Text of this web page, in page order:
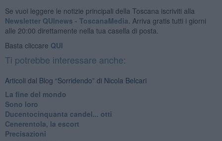
Se vuoi leggere le notizie principali della Toscana iscriviti alla
Newsletter QUInews - ToscanaMedia. Arriva gratis tutti i giorni
alle 20:00 direttamente nella tua casella di posta.
Basta cliccare QUI
Ti potrebbe interessare anche:
Articoli dal Blog “Sorridendo” di Nicola Belcari
La fine del mondo
Sono loro
Ducentocinquanta candel... otti
Cenerentola, la escort
Precisazioni